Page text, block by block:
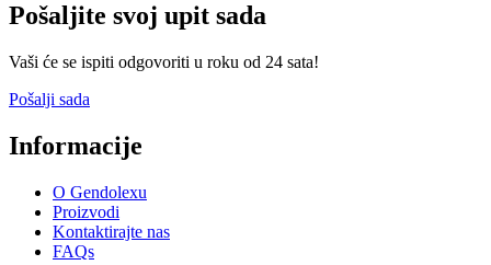
Pošaljite svoj upit sada
Vaši će se ispiti odgovoriti u roku od 24 sata!
Pošalji sada
Informacije
O Gendolexu
Proizvodi
Kontaktirajte nas
FAQs